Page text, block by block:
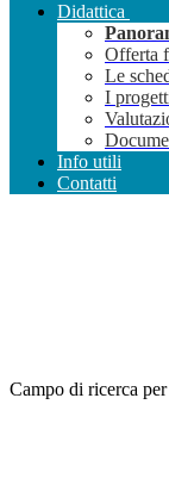
Didattica
Offerta
Le
I
Info utili
Contatti
Campo di ricerca